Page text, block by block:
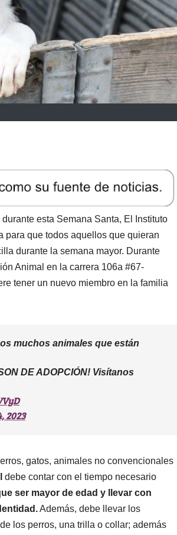
esta Semana Santa, El Instituto
para que todos aquellos que quieran
durante la semana mayor. Durante
Animal en la carrera 106a #67-
tener un nuevo miembro en la familia
muchos animales que están
DE ADOPCIÓN! Visítanos
2023
gatos, animales no convencionales
debe contar con el tiempo necesario
ser mayor de edad y llevar con
Además, debe llevar los
los perros, una trilla o collar; además